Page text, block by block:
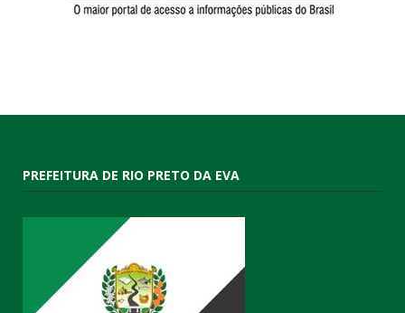
PREFEITURA DE RIO PRETO DA EVA